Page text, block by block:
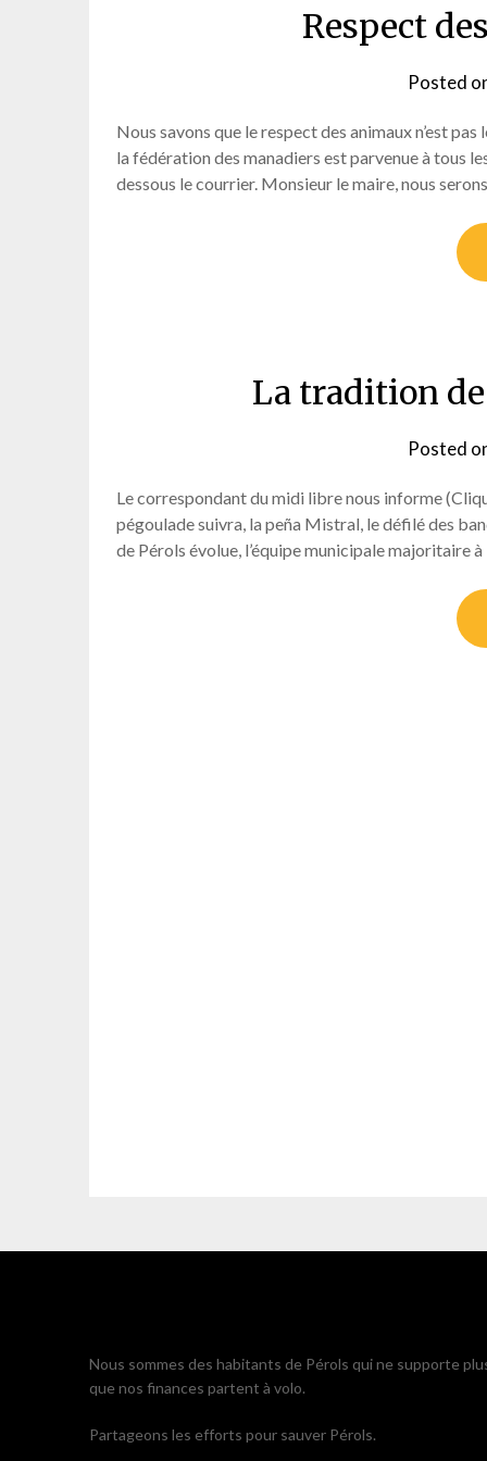
Respect
Posted
Nous savons que le respect des animaux n’est
la fédération des manadiers est parvenue à tous
dessous le courrier. Monsieur le maire, nous
La tradition de
Posted
Le correspondant du midi libre nous informe
pégoulade suivra, la peña Mistral, le défilé des
de Pérols évolue, l’équipe municipale majoritaire
Nous sommes des habitants de Pérols qui ne supporte
que nos finances partent à volo.
Partageons les efforts pour sauver Pérols.